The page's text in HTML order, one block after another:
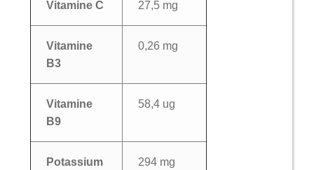
Vitamine C 27,5 mg
Vitamine
B3
0,26 mg
Vitamine
B9
58,4 ug
Potassium 294 mg